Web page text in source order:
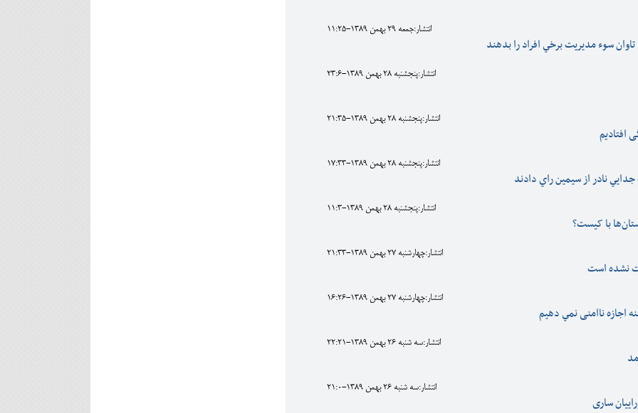
انتشار:جمعه 29 بهمن 1389-11:25
سوء مديريت برخي افراد را بدهند
انتشار:پنجشنبه 28 بهمن 1389-23:6
انتشار:پنجشنبه 28 بهمن 1389-21:35
افتادیم
انتشار:پنجشنبه 28 بهمن 1389-17:33
جدايي نادر از سيمين راي دادند
انتشار:پنجشنبه 28 بهمن 1389-11:3
با کیست؟
انتشار:چهارشنبه 27 بهمن 1389-21:33
نشده است
انتشار:چهارشنبه 27 بهمن 1389-16:26
اجازه ناامنی نمي دهيم
انتشار:سه شنبه 26 بهمن 1389-22:21
انتشار:سه شنبه 26 بهمن 1389-21:0
ساری